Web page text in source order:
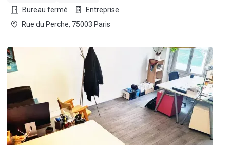
Bureau fermé
Entreprise
Rue du Perche, 75003 Paris